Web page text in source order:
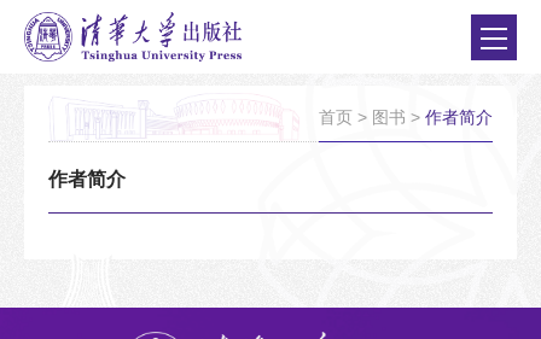
首页 > 图书 > 作者简介
作者简介